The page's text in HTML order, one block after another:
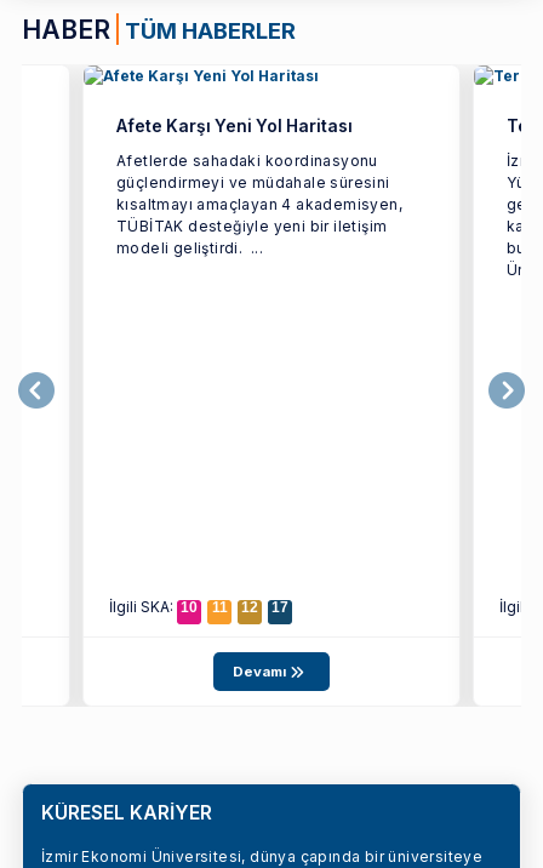
HABER TÜM HABERLER
Afete Karşı Yeni Yol Haritası
Afetlerde sahadaki koordinasyonu
güçlendirmeyi ve müdahale süresini
kısaltmayı amaçlayan 4 akademisyen,
TÜBİTAK desteğiyle yeni bir iletişim
modeli geliştirdi. ...
İlgili SKA: 10 11 12 17
Devamı
İlgili
KÜRESEL KARİYER
İzmir Ekonomi Üniversitesi, dünya çapında bir üniversiteye